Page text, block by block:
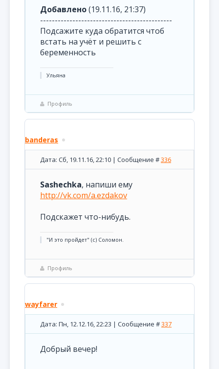
Добавлено(19.11.16, 21:37)
---------------------------------------------
Подсажите куда обратится чтоб
встать на учёт и решить с
беременность
Ульяна
Профиль
banderas
Дата: Сб, 19.11.16, 22:10 | Сообщение #336
Sashechka, напиши ему
http://vk.com/a.ezdakov
Подскажет что-нибудь.
"И это пройдет" (с) Соломон.
Профиль
wayfarer
Дата: Пн, 12.12.16, 22:23 | Сообщение #337
Добрый вечер!